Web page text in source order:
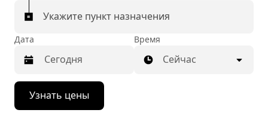
Укажите пункт назначения
Дата
Нажмите
стрелку
вниз,
Время
Сейчас
Узнать цены